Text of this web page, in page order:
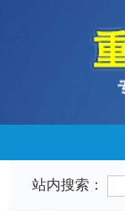
站内搜索：